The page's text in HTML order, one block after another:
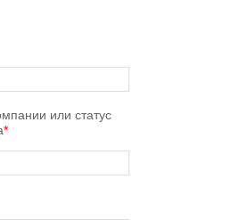
или статус
*